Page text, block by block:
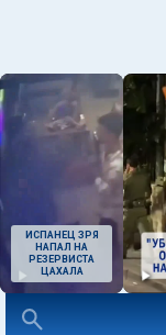
ИСПАНЕЦ ЗРЯ
НАПАЛ НА
РЕЗЕРВИСТА
ЦАХАЛА